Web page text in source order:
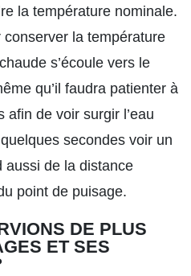
la température nominale.
la température
s’écoule vers le
qu’il faudra patienter à
afin de voir surgir l’eau
secondes voir un
aussi de la distance
point de puisage.
DE PLUS
ET SES